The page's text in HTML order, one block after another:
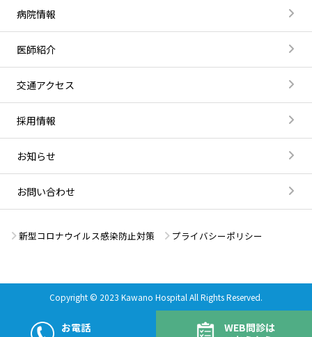
病院情報
医師紹介
交通アクセス
採用情報
お知らせ
お問い合わせ
新型コロナウイルス感染防止対策 プライバシーポリシー
Copyright © 2023 Kawano Hospital All Rights Reserved.
お電話
WEB問診は